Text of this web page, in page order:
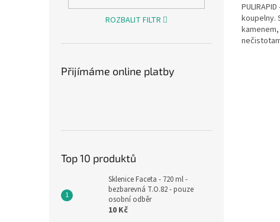
ROZBALIT FILTR
Přijímáme online platby
Top 10 produktů
Sklenice Faceta - 720 ml -
bezbarevná T.O.82 - pouze
osobní odběr
10 Kč
koupelny.